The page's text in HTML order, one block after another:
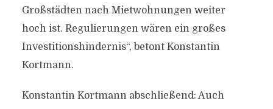
Großstädten nach Mietwohnungen weiter
hoch ist. Regulierungen wären ein großes
Investitionshindernis“, betont Konstantin
Kortmann.
Konstantin Kortmann abschließend: Auch